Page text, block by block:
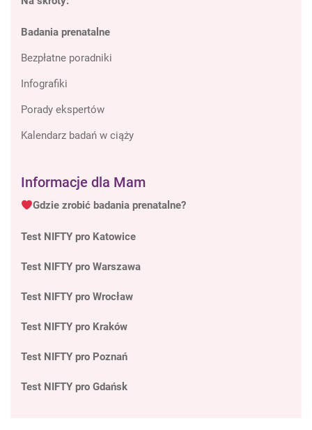
Badania prenatalne
Bezpłatne poradniki
Infografiki
Porady ekspertów
Kalendarz badań w ciąży
Informacje dla Mam
Gdzie zrobić badania prenatalne?
Test NIFTY pro Katowice
Test NIFTY pro Warszawa
Test NIFTY pro Wrocław
Test NIFTY pro Kraków
Test NIFTY pro Poznań
Test NIFTY pro Gdańsk